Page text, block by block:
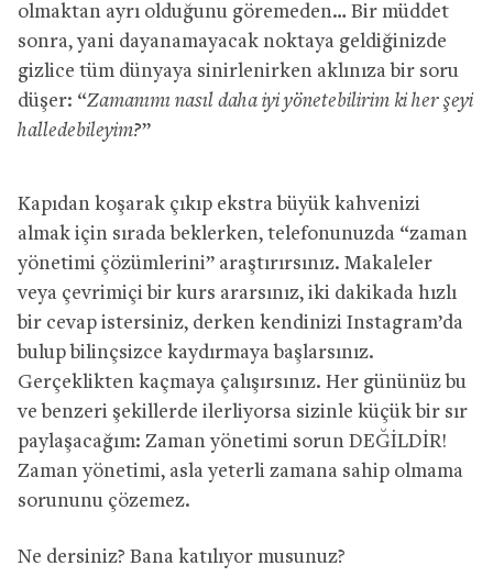
olmaktan ayrı olduğunu göremeden… Bir müddet
sonra, yani dayanamayacak noktaya geldiğinizde
gizlice tüm dünyaya sinirlenirken aklınıza bir soru
düşer: “Zamanımı nasıl daha iyi yönetebilirim ki her şeyi
halledebileyim?”
Kapıdan koşarak çıkıp ekstra büyük kahvenizi
almak için sırada beklerken, telefonunuzda “zaman
yönetimi çözümlerini” araştırırsınız. Makaleler
veya çevrimiçi bir kurs ararsınız, iki dakikada hızlı
bir cevap istersiniz, derken kendinizi Instagram’da
bulup bilinçsizce kaydırmaya başlarsınız.
Gerçeklikten kaçmaya çalışırsınız. Her gününüz bu
ve benzeri şekillerde ilerliyorsa sizinle küçük bir sır
paylaşacağım: Zaman yönetimi sorun DEĞİLDİR!
Zaman yönetimi, asla yeterli zamana sahip olmama
sorununu çözemez.
Ne dersiniz? Bana katılıyor musunuz?